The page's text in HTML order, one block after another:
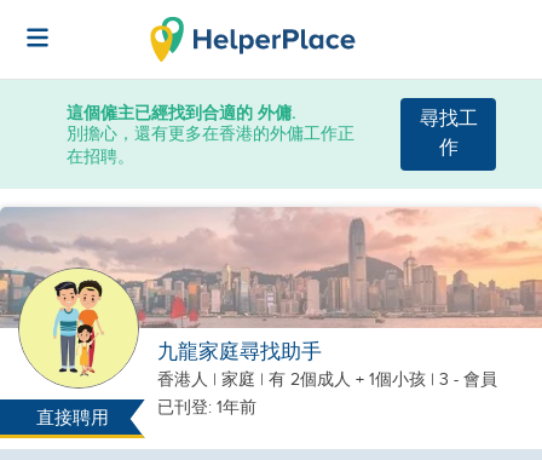
這個僱主已經找到合適的 外傭.
別擔心，還有更多在香港的外傭工作正
在招聘。
尋找工
作
直接聘用
九龍家庭尋找助手
香港人 | 家庭 | 有 2個成人 + 1個小孩 | 3 - 會員
已刊登: 1年前